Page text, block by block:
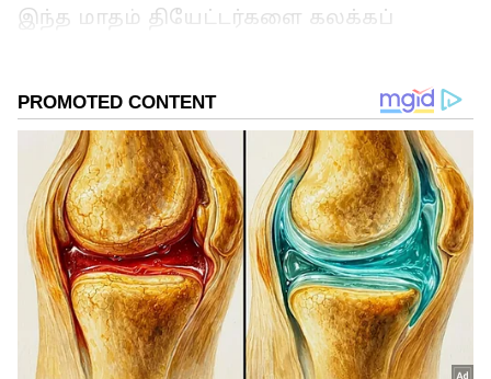
இந்த மாதம் தியேட்டர்களை கலக்கப்
சரண் நடிச்ச 'பெத்தி' படம் ஜூன் 4-ஆம்
தேதி ரிலீஸ் ஆகுது. அடுத்து, நஸ்லென்
ஹீரோவா நடிச்ச 'மோலிவுட் டைம்ஸ்' படம்
ஜூன் 5-ஆம் தேதி வருது. இதை அபினவ்
சுந்தர் நாயக் இயக்கியிருக்கார். அதே ஜூன்
5-ஆம் தேதி, ரொம்ப நாள் கழிச்சு
ஜெயராமும் ஊர்வசியும் சேர்ந்து நடிச்ச
'பரிமளா & கோ' தமிழ் படமும், 'ஸ்கேரி மூவி'
என்ற ஆங்கிலப் படமும் ரிலீஸ் ஆகுது.